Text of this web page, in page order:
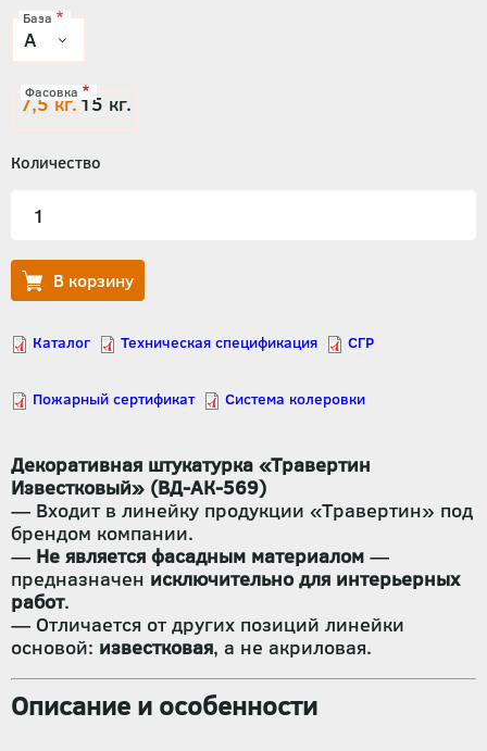
База
Фасовка
7,5 кг.15 кг.
Количество
Декоративная штукатурка «Травертин
Известковый» (ВД-АК-569)
— Входит в линейку продукции «Травертин» под
брендом компании.
— Не является фасадным материалом —
предназначен исключительно для интерьерных
работ.
— Отличается от других позиций линейки
основой: известковая, а не акриловая.
Описание и особенности